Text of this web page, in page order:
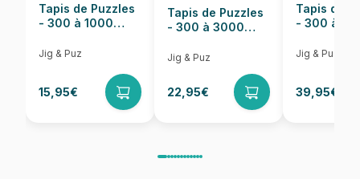
Tapis de Puzzles
- 300 à 1000
Jig & Puz
15,95€
Tapis de Puzzles
- 300 à 3000
Jig & Puz
22,95€
Tapis de
- 300 à
Jig & Puz
39,95€